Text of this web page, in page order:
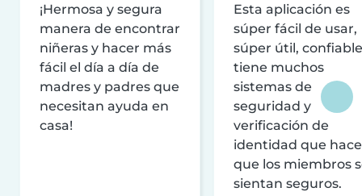
¡Hermosa y segura
manera de encontrar
niñeras y hacer más
fácil el día a día de
madres y padres que
necesitan ayuda en
casa!
Esta aplicación es
súper fácil de usar,
súper útil,
tiene muchos
sistemas de
seguridad y
verificación de
identidad que
que los miembros
sientan seguros.